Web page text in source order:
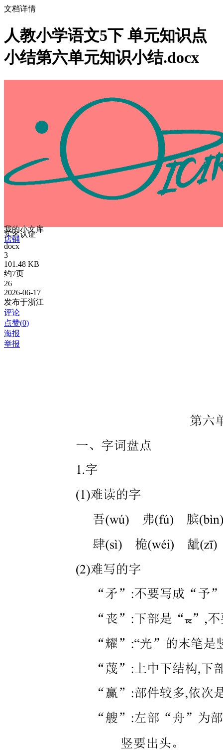
文档详情
人教小学语文5下 单元知识点
小结第六单元知识小结.docx
我的小文库
实名认证
店铺
docx
3
101.48 KB
约7页
26
2026-06-17
发布于浙江
评论
点赞(0)
海报
举报